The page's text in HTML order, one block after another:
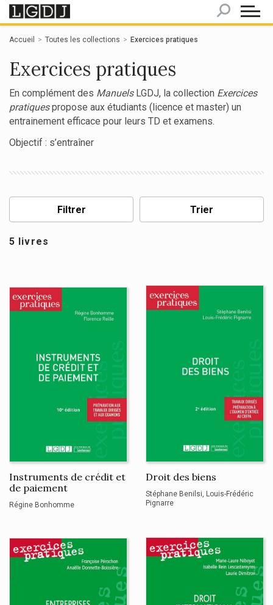
Accueil Toutes les collections Exercices pratiques
Exercices pratiques
En complément des Manuels LGDJ, la collection Exercices
pratiquespropose aux étudiants (licence et master) un
entrainement efficace pour leurs TD et examens.
Objectif : s’entraîner
Filtrer Trier
5 livres
Instruments de crédit et
de paiement
Régine Bonhomme
Droit des biens
Stéphane Benilsi Louis-Frédéric
Pignarre
Panneau de gestion des cookies